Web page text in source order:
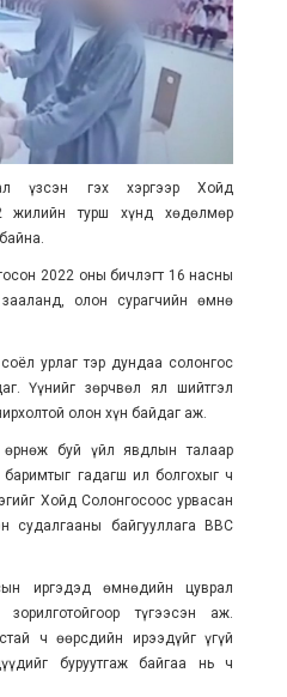
үзсэн гэх хэргээр Хойд
жилийн турш хүнд хөдөлмөр
2022 оны бичлэгт 16 насны
зааланд, олон сурагчийн өмнө
урлаг тэр дундаа солонгос
Үүнийг зөрчвөл ял шийтгэл
олон хүн байдаг аж.
өрнөж буй үйл явдлын талаар
баримтыг гадагш ил болгохыг ч
Хойд Солонгосоос урвасан
судалгааны байгууллага ВВС
иргэдэд өмнөдийн цуврал
түгээсэн аж.
ч өөрсдийн ирээдүйг үгүй
буруутгаж байгаа нь ч